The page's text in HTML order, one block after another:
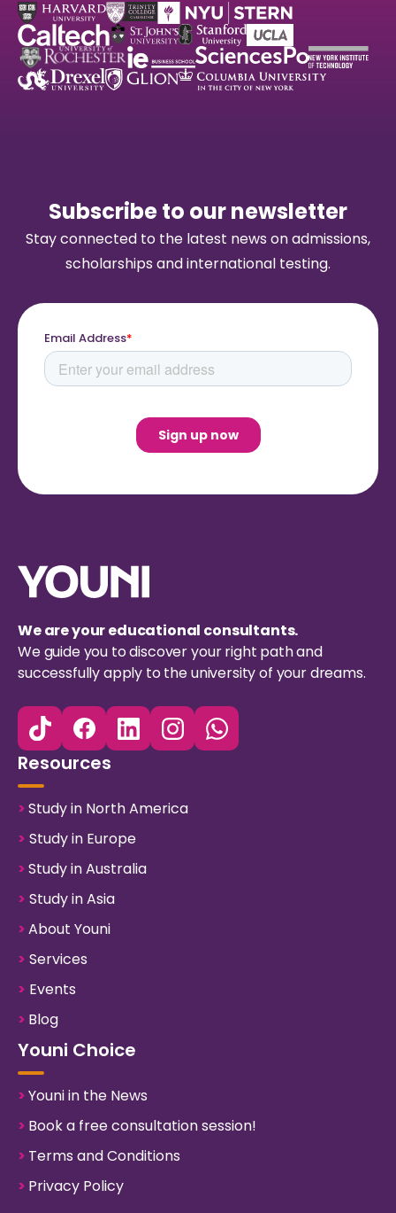
Subscribe to our newsletter
Stay connected to the latest news on admissions,
scholarships and international testing.
We are your educational consultants.
We guide you to discover your right path and
successfully apply to the university of your dreams.
Resources
>Study in North America
> Study in Europe
>Study in Australia
> Study in Asia
>About Youni
> Services
> Events
> Blog
Youni Choice
>Youni in the News
> Book a free consultation session!
> Terms and Conditions
> Privacy Policy